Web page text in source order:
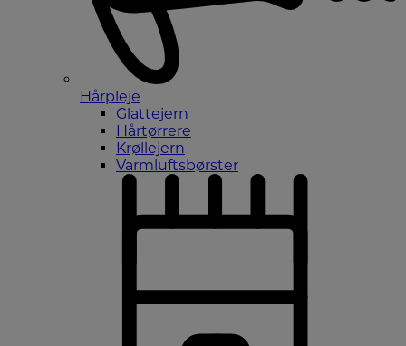
Hårpleje
Glattejern
Hårtørrere
Krøllejern
Varmluftsbørster